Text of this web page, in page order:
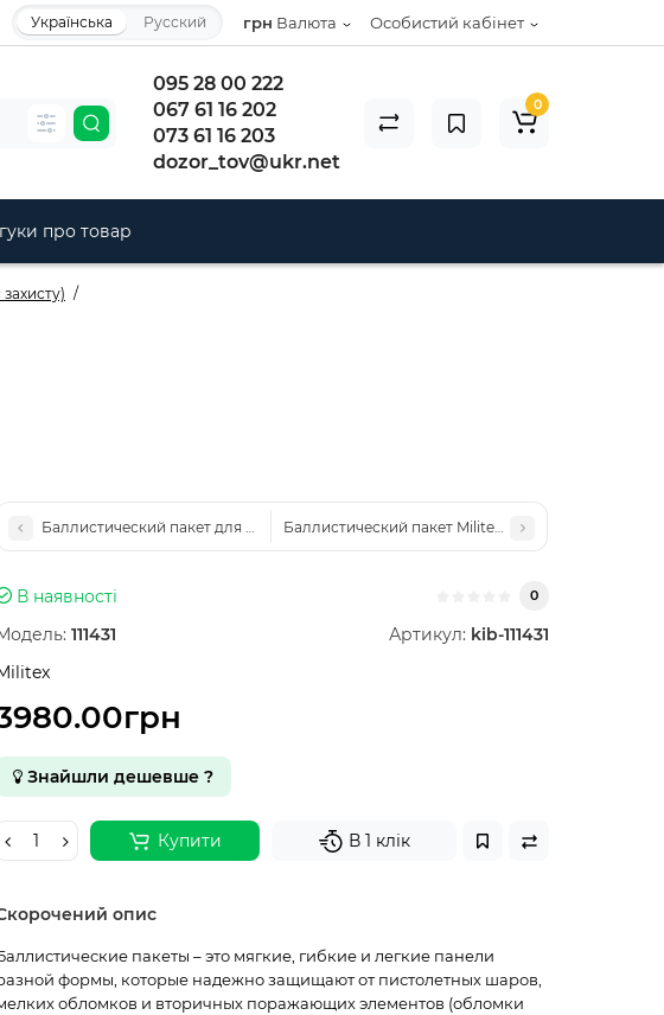
Особистий кабінет
грн Валюта
Українська Русский
095 28 00 222
067 61 16 202
073 61 16 203
dozor_tov@ukr.net
0
про товар
Баллистический пакет для напашника Kiborg 29*29*15 (1 класс защиты)
Баллистический пакет Militex для сумки-
В наявності 0
111431 Артикул: kib-111431
Знайшли дешевше ?
Купити В 1 клік
опис
пакеты – это мягкие, гибкие и легкие панели
формы, которые надежно защищают от пистолетных шаров,
обломков и вторичных поражающих элементов (обломки